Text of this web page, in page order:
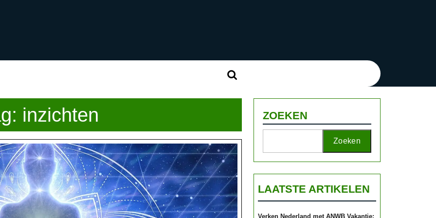
Zoek
inzichten ZOEKEN
Zoeken
LAATSTE ARTIKELEN
Verken Nederland met ANWB Vakantie: